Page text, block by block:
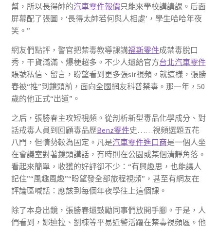
幫，所以長得帥的汽車零件報價只能來學校講講課。后面
屏幕配了張圖，‘長得太帥若何與人相處’，學生哈哈年夜
笑。”
網友們點評，警官把禁毒教導課講福斯零件成禁毒脫口
秀，干貨滿滿、爆梗超多。不少人還給官方台北汽車零件
賬號私信、留言，盼望看到更多張sir視頻。就這樣，張勝
春被“推”到鏡頭前，面向全國網友科普禁毒。那一年，50
歲的他正式“出道”。
之后，張勝春主攻短視頻。從剖析新型毒品化學成分、對
話戒毒人員到回顧毒品歷Benz零件史……視頻選題五花
八門，但情勢較為固定。凡是汽車零件進口商是一個人坐
在會議室對著鏡頭講話，有時則在公園或某個清靜角落。
看起來簡單，收獲的好評卻不少：“有興趣思，也能讓人
記住”“風趣風趣”“盼望發全部旅程視頻”，甚至有網友在
評論區喊話：應該到每個年夜學往上這個課。
除了本身出鏡，張勝春還鼓勵同事們放開手腳。于是，人
們看到，娜迪拉、劉棟等平易近警活躍在禁毒視頻區。他